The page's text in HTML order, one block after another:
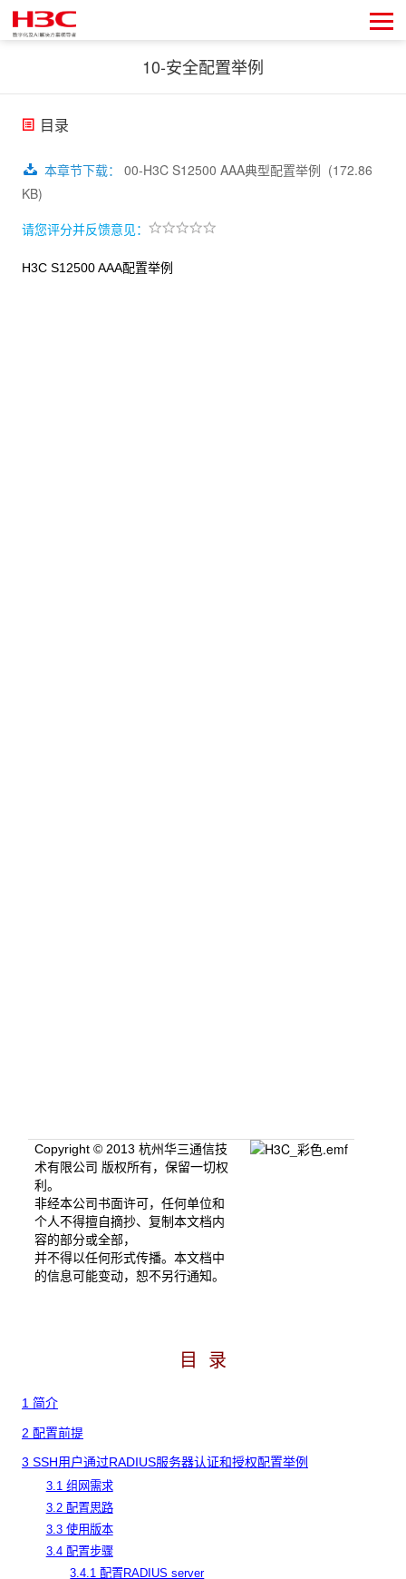
10-安全配置举例
目录
本章节下载： 00-H3C S12500 AAA典型配置举例 (172.86
KB)
请您评分并反馈意见：
H3C S12500 AAA配置举例
Copyright © 2013 杭州华三通信技
术有限公司 版权所有，保留一切权
利。
非经本公司书面许可，任何单位和
个人不得擅自摘抄、复制本文档内
容的部分或全部，
并不得以任何形式传播。本文档中
的信息可能变动，恕不另行通知。
目 录
1 简介
2 配置前提
3 SSH用户通过RADIUS服务器认证和授权配置举例
3.1 组网需求
3.2 配置思路
3.3 使用版本
3.4 配置步骤
3.4.1 配置RADIUS server